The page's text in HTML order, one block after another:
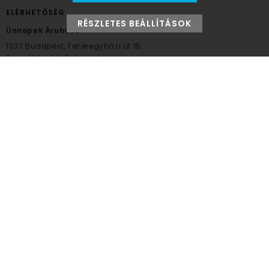
ELÉRHETŐSÉG
Ünnepek Áruháza
1037 Budapest, Fehéregyházi út 15.
Személyes átvételi pont
RÉSZLETES BEÁLLÍTÁSOK